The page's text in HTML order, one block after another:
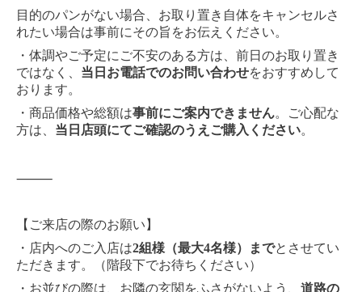
目的のパンがない場合、お取り置き自体をキャンセルさ
れたい場合は事前にその旨をお伝えください。
・体調やご予定にご不安のある方は、前日のお取り置き
ではなく、 当日お電話でのお問い合わせをおすすめして
おります。
・商品価格や総額は事前にご案内できません。ご心配な
方は、 当日店頭にてご確認のうえご購入ください。
⸻
【ご来店の際のお願い】
・店内へのご入店は2組様（最大4名様）までとさせてい
ただきます。（階段下でお待ちください）
・お並びの際は、お隣の玄関をふさがないよう、 道路の